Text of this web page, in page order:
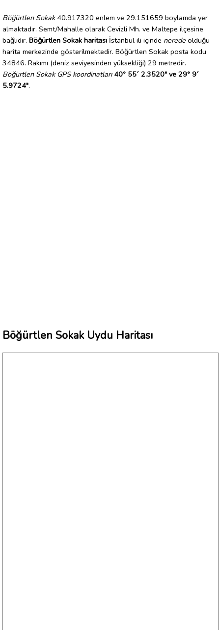
Böğürtlen Sokak40.917320 enlem ve 29.151659 boylamda yer
almaktadır. Semt/Mahalle olarak Cevizli Mh. ve Maltepe ilçesine
bağlıdır. Böğürtlen Sokak haritası İstanbul ili içinde nerede olduğu
harita merkezinde gösterilmektedir. Böğürtlen Sokak posta kodu
34846. Rakımı (deniz seviyesinden yüksekliği) 29 metredir.
Böğürtlen Sokak GPS koordinatları 40° 55´ 2.3520" ve 29° 9´
5.9724".
Böğürtlen Sokak Uydu Haritası